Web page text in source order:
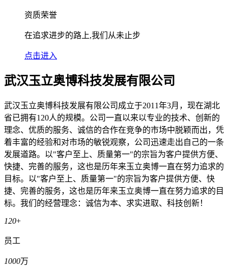
资质荣誉
在追求进步的路上,我们从未止步
点击进入
武汉玉立奥博科技发展有限公司
武汉玉立奥博科技发展有限公司成立于2011年3月，现在湖北
省已拥有120人的规模。公司一直以来以专业的技术、创新的
理念、优质的服务、诚信的合作在竞争的市场中脱颖而出，凭
着丰富的经验和对市场的敏锐观察，公司迅速走出自己的一条
发展道路。以"客户至上、质量第一"的宗旨为客户提供方便、
快捷、完善的服务，这也是历年来玉立奥博一直在努力追求的
目标。以"客户至上、质量第一"的宗旨为客户提供方便、快
捷、完善的服务，这也是历年来玉立奥博一直在努力追求的目
标。我们的经营理念：诚信为本、求实进取、科技创新！
120+
员工
1000万